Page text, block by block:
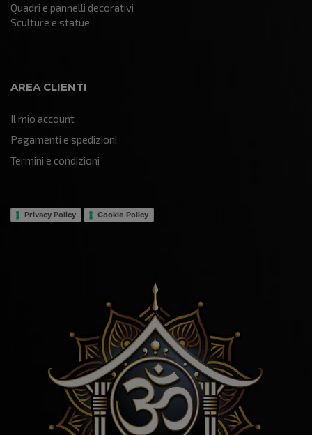
Quadri e pannelli decorativi
Sculture e statue
AREA CLIENTI
Il mio account
Pagamenti e spedizioni
Termini e condizioni
Privacy Policy Cookie Policy